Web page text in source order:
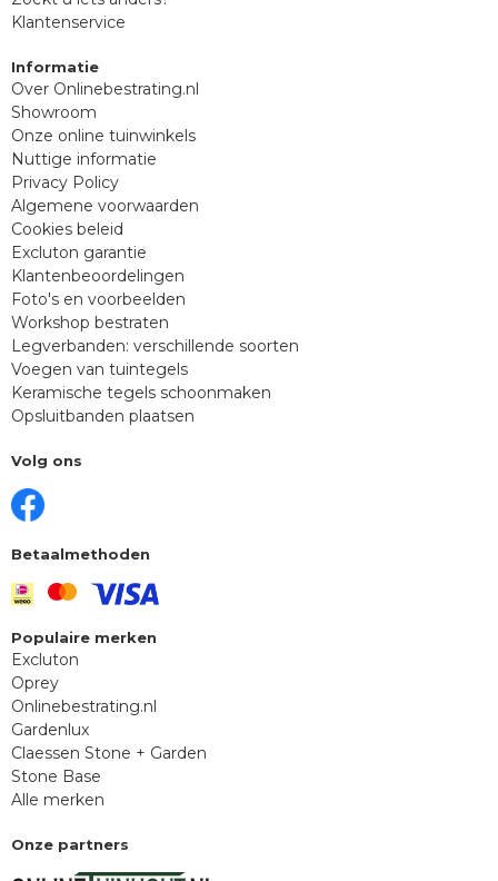
Klantenservice
Informatie
Over Onlinebestrating.nl
Showroom
Onze online tuinwinkels
Nuttige informatie
Privacy Policy
Algemene voorwaarden
Cookies beleid
Excluton garantie
Klantenbeoordelingen
Foto's en voorbeelden
Workshop bestraten
Legverbanden: verschillende soorten
Voegen van tuintegels
Keramische tegels schoonmaken
Opsluitbanden plaatsen
Volg ons
Betaalmethoden
Populaire merken
Excluton
Oprey
Onlinebestrating.nl
Gardenlux
Claessen Stone + Garden
Stone Base
Alle merken
Onze partners